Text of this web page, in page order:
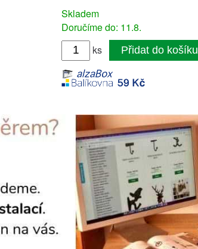
Skladem
Doručíme do: 11.8.
ks
Přidat do košíku